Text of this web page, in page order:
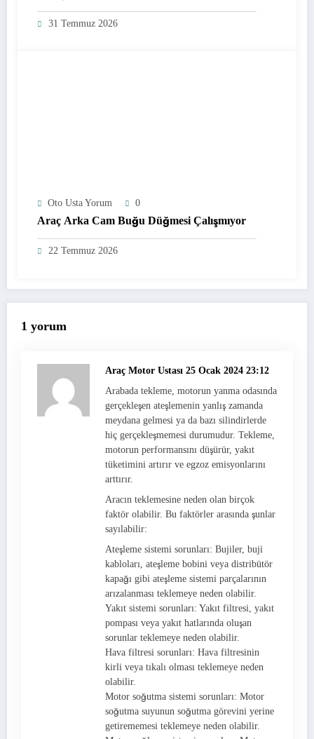
31 Temmuz 2026
Oto Usta Yorum 0
Araç Arka Cam Buğu Düğmesi Çalışmıyor
22 Temmuz 2026
1 yorum
Araç Motor Ustası 25 Ocak 2024 23:12
Arabada tekleme, motorun yanma odasında
gerçekleşen ateşlemenin yanlış zamanda
meydana gelmesi ya da bazı silindirlerde
hiç gerçekleşmemesi durumudur. Tekleme,
motorun performansını düşürür, yakıt
tüketimini artırır ve egzoz emisyonlarını
arttırır.
Aracın teklemesine neden olan birçok
faktör olabilir. Bu faktörler arasında şunlar
sayılabilir:
Ateşleme sistemi sorunları: Bujiler, buji
kabloları, ateşleme bobini veya distribütör
kapağı gibi ateşleme sistemi parçalarının
arızalanması teklemeye neden olabilir.
Yakıt sistemi sorunları: Yakıt filtresi, yakıt
pompası veya yakıt hatlarında oluşan
sorunlar teklemeye neden olabilir.
Hava filtresi sorunları: Hava filtresinin
kirli veya tıkalı olması teklemeye neden
olabilir.
Motor soğutma sistemi sorunları: Motor
soğutma suyunun soğutma görevini yerine
getirememesi teklemeye neden olabilir.